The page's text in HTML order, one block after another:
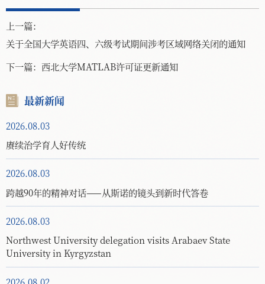
上一篇：
关于全国大学英语四、六级考试期间涉考区域网络关闭的通知
下一篇： 西北大学MATLAB许可证更新通知
最新新闻
2026.08.03
赓续治学育人好传统
2026.08.03
跨越90年的精神对话——从斯诺的镜头到新时代答卷
2026.08.03
Northwest University delegation visits Arabaev State
University in Kyrgyzstan